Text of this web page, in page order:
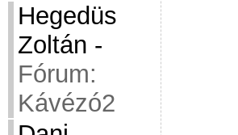
Hegedüs
Zoltán -
Fórum:
Kávézó2